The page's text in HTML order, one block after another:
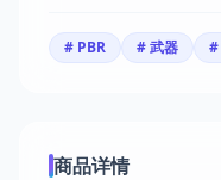
# PBR # 武器 #
商品详情